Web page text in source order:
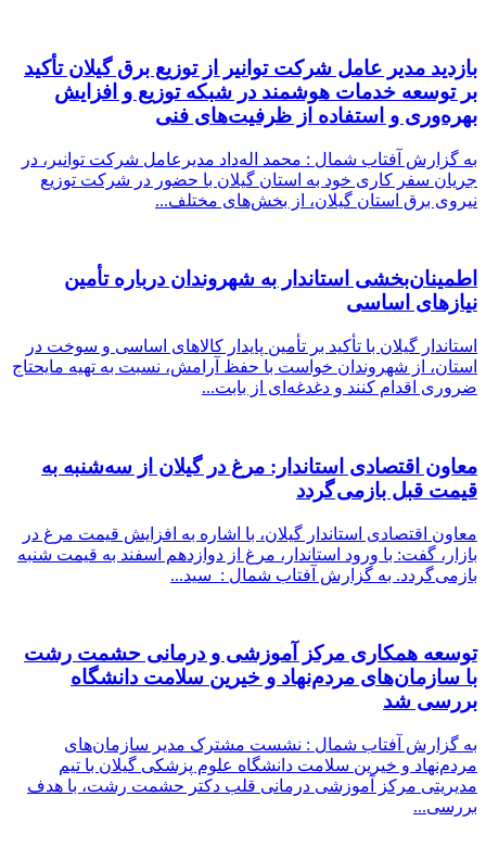
بازدید مدیر عامل شركت توانیر از توزیع برق گیلان تأکید
بر توسعه خدمات هوشمند در شبکه توزیع و افزایش
بهره‌وری و استفاده از ظرفیت‌های فنی
به گزارش آفتاب شمال : محمد اله‌داد مدیرعامل شرکت توانیر، در
جریان سفر کاری خود به استان گیلان با حضور در شرکت توزیع
نیروی برق استان گیلان، از بخش‌های مختلف...
اطمینان‌بخشی استاندار به شهروندان درباره تأمین
نیازهای اساسی
استاندار گیلان با تأکید بر تأمین پایدار کالاهای اساسی و سوخت در
استان، از شهروندان خواست با حفظ آرامش، نسبت به تهیه مایحتاج
ضروری اقدام کنند و دغدغه‌ای از بابت...
معاون اقتصادی استاندار: مرغ در گیلان از سه‌شنبه به
قیمت قبل بازمی گردد
معاون اقتصادی استاندار گیلان، با اشاره به افزایش قیمت مرغ در
بازار، گفت: با ورود استاندار، مرغ از دوازدهم اسفند به قیمت شنبه
بازمی گردد. به گزارش آفتاب شمال : سید...
توسعه همکاری مرکز آموزشی و درمانی حشمت رشت
با سازمان‌های مردم‌نهاد و خیرین سلامت دانشگاه
بررسی شد
به گزارش آفتاب شمال : نشست مشترک مدیر سازمان‌های
مردم‌نهاد و خیرین سلامت دانشگاه علوم پزشکی گیلان با تیم
مدیریتی مرکز آموزشی درمانی قلب دکتر حشمت رشت، با هدف
بررسی...